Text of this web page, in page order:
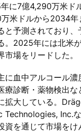
に7億4,290万米ド
米ドルから2034年
と予測されており、
。2025年には北米
場をリードした。
に血中アルコール濃
療診断・薬物検出な
拡大している。
Technologies, Inc.
を通じて市場をけ